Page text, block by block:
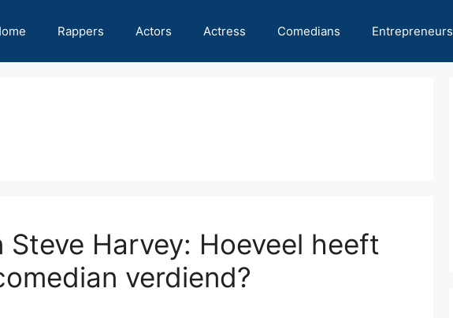
Rappers Actors Actress Comedians Entrepreneurs
Steve Harvey: Hoeveel heeft
verdiend?